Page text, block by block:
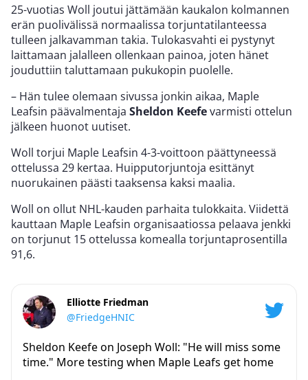
25-vuotias Woll joutui jättämään kaukalon kolmannen
erän puolivälissä normaalissa torjuntatilanteessa
tulleen jalkavamman takia. Tulokasvahti ei pystynyt
laittamaan jalalleen ollenkaan painoa, joten hänet
jouduttiin taluttamaan pukukopin puolelle.
– Hän tulee olemaan sivussa jonkin aikaa, Maple
Leafsin päävalmentaja Sheldon Keefevarmisti ottelun
jälkeen huonot uutiset.
Woll torjui Maple Leafsin 4-3-voittoon päättyneessä
ottelussa 29 kertaa. Huipputorjuntoja esittänyt
nuorukainen päästi taaksensa kaksi maalia.
Woll on ollut NHL-kauden parhaita tulokkaita. Viidettä
kauttaan Maple Leafsin organisaatiossa pelaava jenkki
on torjunut 15 ottelussa komealla torjuntaprosentilla
91,6.
Elliotte Friedman
@FriedgeHNIC
Sheldon Keefe on Joseph Woll: "He will miss some
time." More testing when Maple Leafs get home